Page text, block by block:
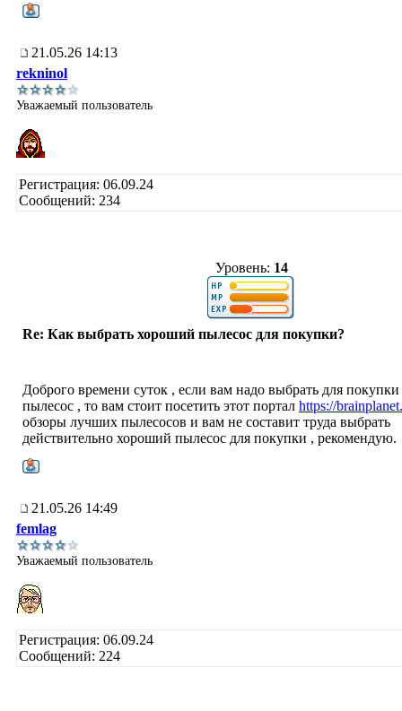
21.05.26 14:13
rekninol
Уважаемый пользователь
Регистрация: 06.09.24
Сообщений: 234
Уровень: 14
Re: Как выбрать хороший пылесос для покупки?
Доброго времени суток , если вам надо выбрать для
пылесос , то вам стоит посетить этот портал https://
обзоры лучших пылесосов и вам не составит труда выбрать
действительно хороший пылесос для покупки , рекомендую.
21.05.26 14:49
femlag
Уважаемый пользователь
Регистрация: 06.09.24
Сообщений: 224